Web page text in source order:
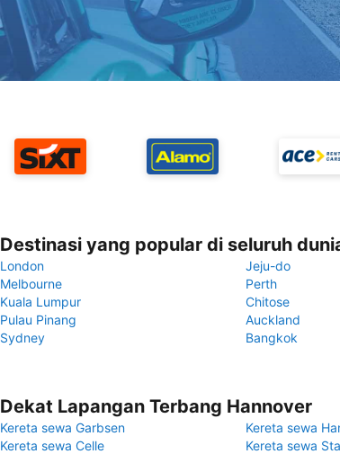
Destinasi yang popular di seluruh
London
Jeju-do
Melbourne
Perth
Kuala Lumpur
Chitose
Pulau Pinang
Auckland
Sydney
Bangkok
Dekat Lapangan Terbang
Kereta sewa Garbsen
Kereta sewa
Kereta sewa Celle
Kereta sewa